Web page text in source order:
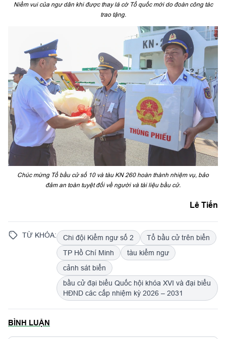
Niềm vui của ngư dân khi được thay lá cờ Tổ quốc mới do đoàn công tác
trao tặng.
Chúc mừng Tổ bầu cử số 10 và tàu KN 260 hoàn thành nhiệm vụ, bảo
đảm an toàn tuyệt đối về người và tài liệu bầu cử.
Lê Tiến
TỪ KHÓA: Chi đội Kiểm ngư số 2
Tổ bầu cử trên biển
TP Hồ Chí Minh
tàu kiểm ngư
cảnh sát biển
bầu cử đại biểu Quốc hội khóa XVI và đại biểu
HĐND các cấp nhiệm kỳ 2026 – 2031
BÌNH LUẬN